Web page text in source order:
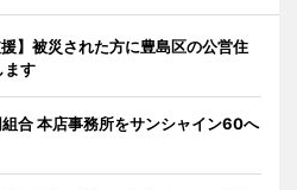
】被災された方に豊島区の公営住
ます
合 本店事務所をサンシャイン60へ